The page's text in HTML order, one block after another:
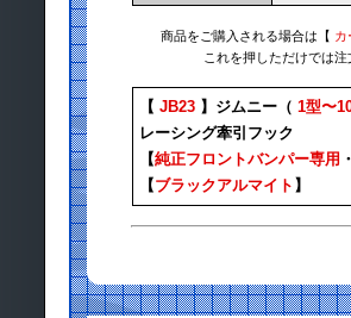
商品をご購入される場合は【 カ
これを押しただけでは
【 JB23】ジムニー（ 1型〜
レーシング牽引フック
【純正フロントバンパー専用
【ブラックアルマイト 】